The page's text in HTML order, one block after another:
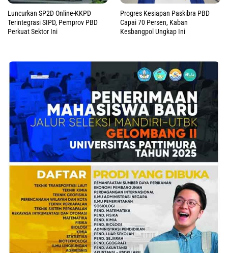
Luncurkan SP2D Online-KKPD
Terintegrasi SIPD, Pemprov PBD
Perkuat Sektor Ini
Progres Kesiapan Paskibra PBD
Capai 70 Persen, Kaban
Kesbangpol Ungkap Ini